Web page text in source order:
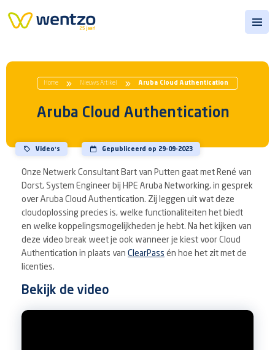
Home Nieuws Artikel Aruba Cloud Authentication
Aruba Cloud Authentication
Video’s Gepubliceerd op 29-09-2023
Onze Netwerk Consultant Bart van Putten gaat met René van
Dorst, System Engineer bij HPE Aruba Networking, in gesprek
over Aruba Cloud Authentication. Zij leggen uit wat deze
cloudoplossing precies is, welke functionaliteiten het biedt
en welke koppelingsmogelijkheden je hebt. Na het kijken van
deze video break weet je ook wanneer je kiest voor Cloud
Authentication in plaats van ClearPass én hoe het zit met de
licenties.
Bekijk de video